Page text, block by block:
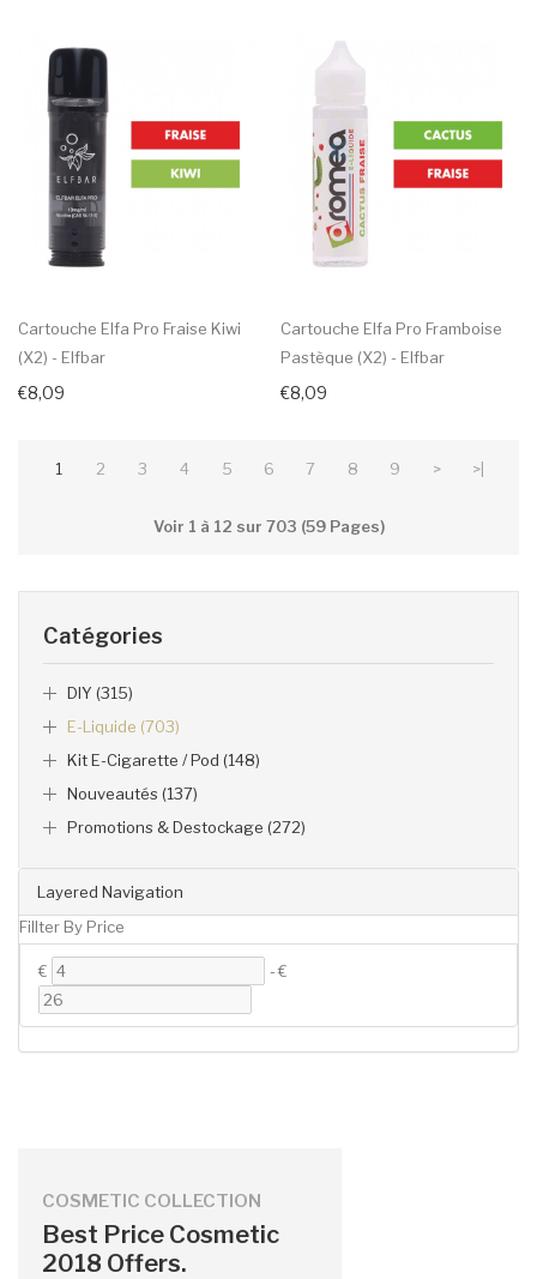
Layered Navigation
Fillter By Price
€ -€
Catégories
DIY (315)
E-Liquide (703)
Kit E-Cigarette / Pod (148)
Nouveautés (137)
Promotions & Destockage (272)
COSMETIC COLLECTION
Best Price Cosmetic
2018 Offers.
Cartouche Elfa Pro Fraise Kiwi
(x2) - Elfbar
€8,09
Cartouche Elfa Pro Framboise
Pastèque (x2) - Elfbar
€8,09
1 2 3 4 5 6 7 8 9 > >|
Voir 1 à 12 sur 703 (59 Pages)